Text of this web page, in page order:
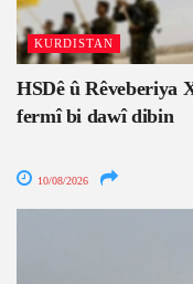
KURDISTAN
HSDê û Rêveberiya
fermî bi dawî dibin
10/08/2026